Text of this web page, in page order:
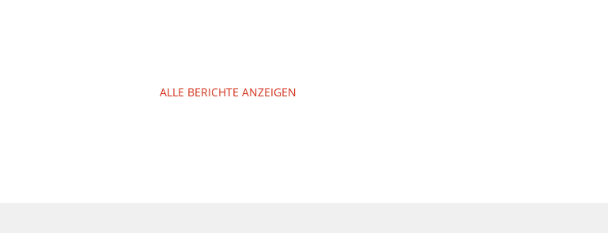
ALLE BERICHTE ANZEIGEN